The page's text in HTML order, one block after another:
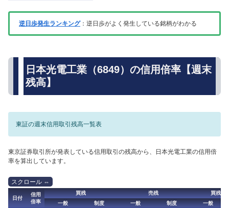
逆日歩発生ランキング：逆日歩がよく発生している銘柄がわかる
日本光電工業（6849）の信用倍率【週末
残高】
東証の週末信用取引残高一覧表
東京証券取引所が発表している信用取引の残高から、日本光電工業の信用倍
率を算出しています。
日付
信用
倍率
買残 売残
買残（
一般
制度 一般 制度 一般